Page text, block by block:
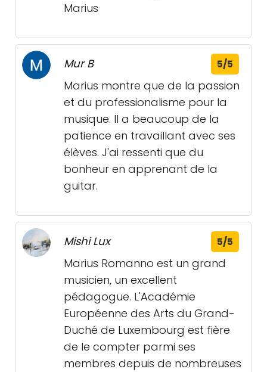
Marius
Mur B 5/5
Marius montre que de la passion
et du professionalisme pour la
musique. Il a beaucoup de la
patience en travaillant avec ses
élèves. J'ai ressenti que du
bonheur en apprenant de la
guitar.
Mishi Lux 5/5
Marius Romanno est un grand
musicien, un excellent
pédagogue. L'Académie
Européenne des Arts du Grand-
Duché de Luxembourg est fière
de le compter parmi ses
membres depuis de nombreuses